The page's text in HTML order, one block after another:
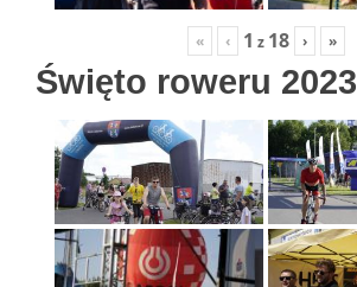
« ‹ 1 z 18 › »
Święto roweru 2023